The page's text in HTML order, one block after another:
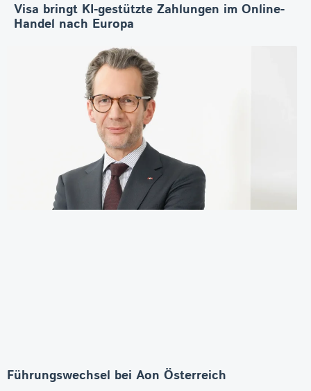
Visa bringt KI-gestützte Zahlungen im Online-
Handel nach Europa
Führungswechsel bei Aon Österreich